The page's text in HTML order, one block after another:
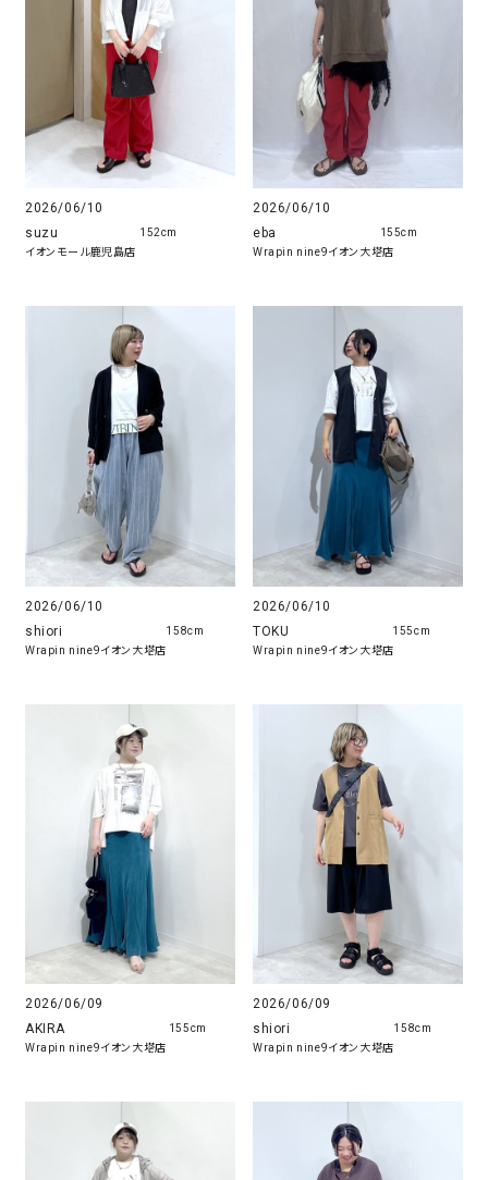
2026/06/10
suzu
イオンモール鹿児島店
152cm
2026/06/10
eba
Wrapin nine9イオン大塔店
155cm
2026/06/10
shiori
Wrapin nine9イオン大塔店
158cm
2026/06/10
TOKU
Wrapin nine9イオン大塔店
155cm
2026/06/09
AKIRA
Wrapin nine9イオン大塔店
155cm
2026/06/09
shiori
Wrapin nine9イオン大塔店
158cm